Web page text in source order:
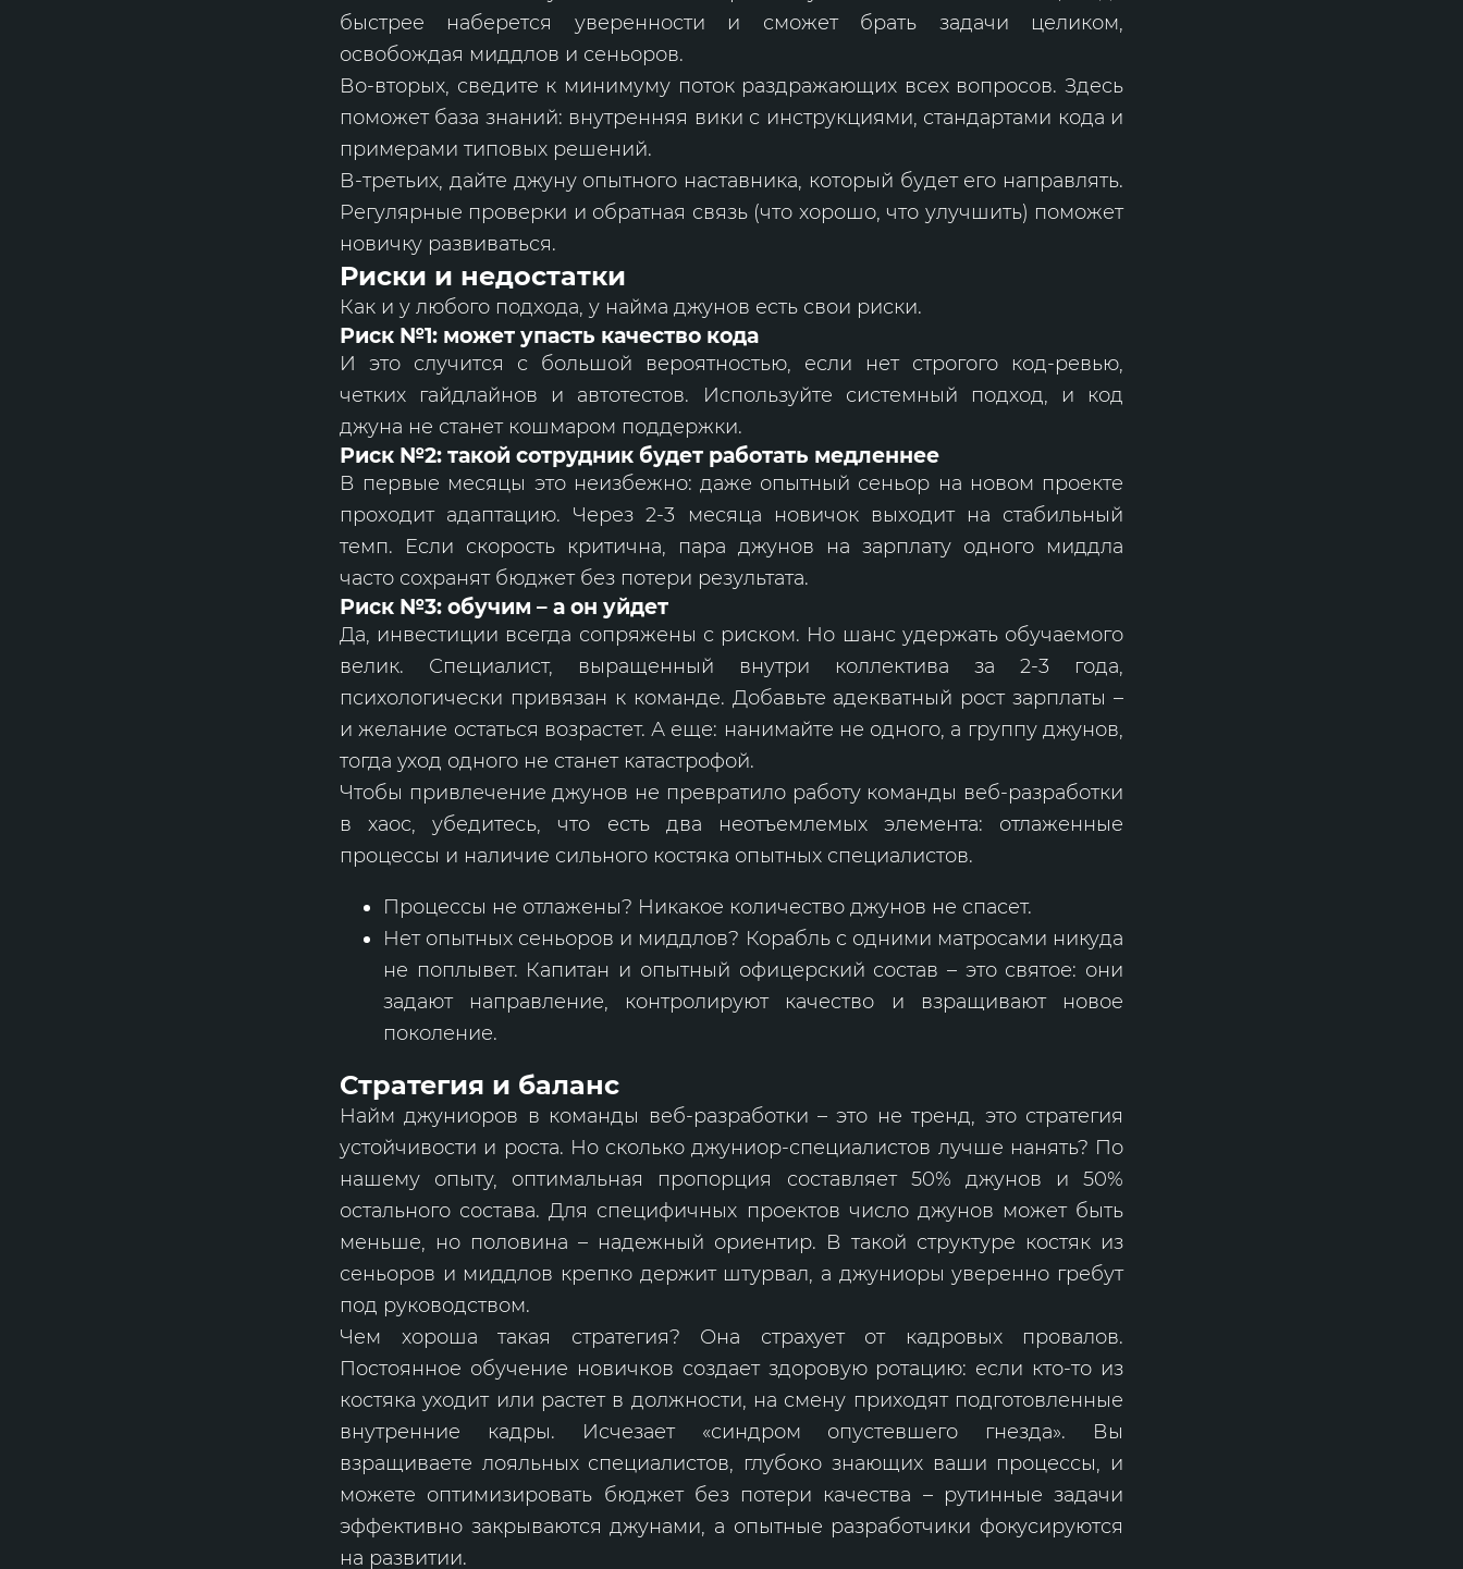
быстрее наберется уверенности и сможет брать задачи целиком,
освобождая миддлов и сеньоров.
Во-вторых, сведите к минимуму поток раздражающих всех вопросов. Здесь
поможет база знаний: внутренняя вики с инструкциями, стандартами кода и
примерами типовых решений.
В-третьих, дайте джуну опытного наставника, который будет его направлять.
Регулярные проверки и обратная связь (что хорошо, что улучшить) поможет
новичку развиваться.
Риски и недостатки
Как и у любого подхода, у найма джунов есть свои риски.
Риск №1: может упасть качество кода
И это случится с большой вероятностью, если нет строгого код-ревью,
четких гайдлайнов и автотестов. Используйте системный подход, и код
джуна не станет кошмаром поддержки.
Риск №2: такой сотрудник будет работать медленнее
В первые месяцы это неизбежно: даже опытный сеньор на новом проекте
проходит адаптацию. Через 2-3 месяца новичок выходит на стабильный
темп. Если скорость критична, пара джунов на зарплату одного миддла
часто сохранят бюджет без потери результата.
Риск №3: обучим – а он уйдет
Да, инвестиции всегда сопряжены с риском. Но шанс удержать обучаемого
велик. Специалист, выращенный внутри коллектива за 2-3 года,
психологически привязан к команде. Добавьте адекватный рост зарплаты –
и желание остаться возрастет. А еще: нанимайте не одного, а группу джунов,
тогда уход одного не станет катастрофой.
Чтобы привлечение джунов не превратило работу команды веб-разработки
в хаос, убедитесь, что есть два неотъемлемых элемента: отлаженные
процессы и наличие сильного костяка опытных специалистов.
Процессы не отлажены? Никакое количество джунов не спасет.
Нет опытных сеньоров и миддлов? Корабль с одними матросами никуда
не поплывет. Капитан и опытный офицерский состав – это святое: они
задают направление, контролируют качество и взращивают новое
поколение.
Стратегия и баланс
Найм джуниоров в команды веб-разработки – это не тренд, это стратегия
устойчивости и роста. Но сколько джуниор-специалистов лучше нанять? По
нашему опыту, оптимальная пропорция составляет 50% джунов и 50%
остального состава. Для специфичных проектов число джунов может быть
меньше, но половина – надежный ориентир. В такой структуре костяк из
сеньоров и миддлов крепко держит штурвал, а джуниоры уверенно гребут
под руководством.
Чем хороша такая стратегия? Она страхует от кадровых провалов.
Постоянное обучение новичков создает здоровую ротацию: если кто-то из
костяка уходит или растет в должности, на смену приходят подготовленные
внутренние кадры. Исчезает «синдром опустевшего гнезда». Вы
взращиваете лояльных специалистов, глубоко знающих ваши процессы, и
можете оптимизировать бюджет без потери качества – рутинные задачи
эффективно закрываются джунами, а опытные разработчики фокусируются
на развитии.